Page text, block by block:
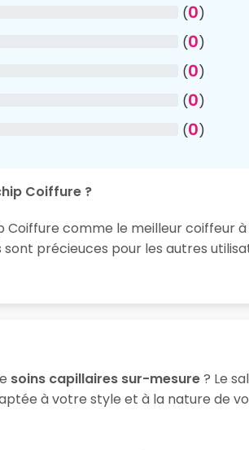
(0)
(0)
(0)
(0)
(0)
Coiffure ?
comme le meilleur coiffeur
précieuces pour les autres
soins capillaires sur-mesure? Le
à votre style et à la nature de